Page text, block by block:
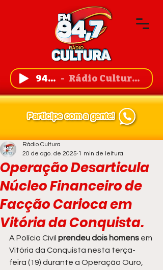
94,7 FM Rádio Cultura de Guanambi
Operação Desarticula
Núcleo Financeiro de
Facção Carioca em
Vitória da Conquista.
Rádio Cultura
20 de ago. de 2025 1 min de leitura
A Polícia Civil prendeu dois homens em
Vitória da Conquista nesta terça-
feira (19) durante a Operação Ouro,